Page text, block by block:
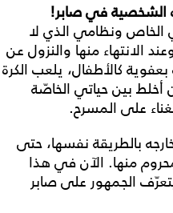
الشخصية في صابر!
ونظامي الذي لا
الانتهاء منها والنزول عن
كالأطفال، يلعب الكرة
بين حياتي الخاصّة
على المسرح.
بالطريقة نفسها، حتى
منها. الآن في هذا
الجمهور على صابر